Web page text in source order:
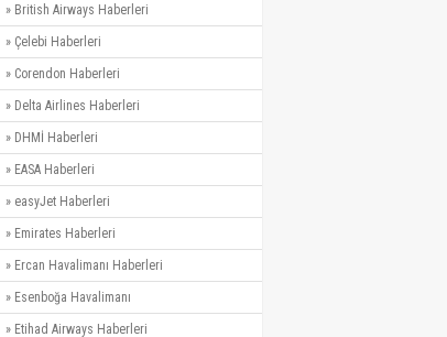
» British Airways Haberleri
» Çelebi Haberleri
» Corendon Haberleri
» Delta Airlines Haberleri
» DHMİ Haberleri
» EASA Haberleri
» easyJet Haberleri
» Emirates Haberleri
» Ercan Havalimanı Haberleri
» Esenboğa Havalimanı
» Etihad Airways Haberleri